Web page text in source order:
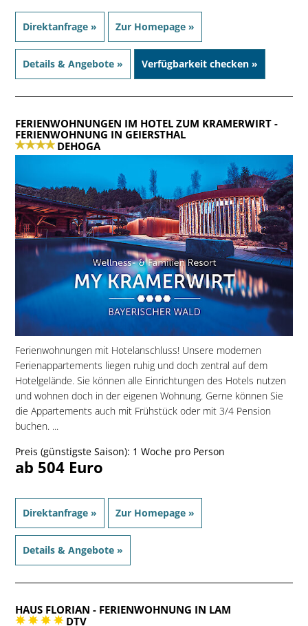
Direktanfrage » Zur Homepage »
Details & Angebote » Verfügbarkeit checken »
FERIENWOHNUNGEN IM HOTEL ZUM KRAMERWIRT-
FERIENWOHNUNG IN GEIERSTHAL
DEHOGA
Ferienwohnungen mit Hotelanschluss! Unsere modernen
Ferienappartements liegen ruhig und doch zentral auf dem
Hotelgelände. Sie können alle Einrichtungen des Hotels nutzen
und wohnen doch in der eigenen Wohnung. Gerne können Sie
die Appartements auch mit Frühstück oder mit 3/4 Pension
buchen. ...
Preis (günstigste Saison): 1 Woche pro Person
ab 504 Euro
Direktanfrage » Zur Homepage »
Details & Angebote »
HAUS FLORIAN - FERIENWOHNUNG IN LAM
DTV